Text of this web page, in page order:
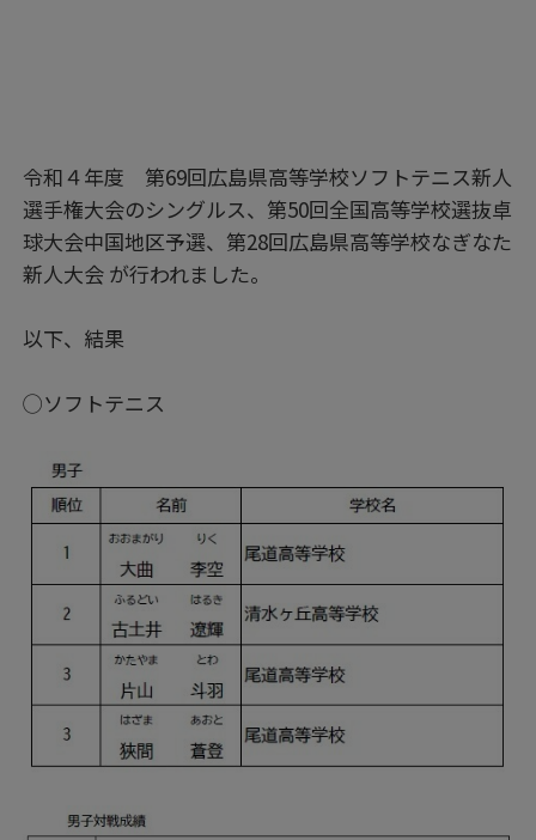
令和４年度 第69回広島県高等学校ソフトテニス新人
選手権大会のシングルス、第50回全国高等学校選抜卓
球大会中国地区予選、第28回広島県高等学校なぎなた
新人大会 が行われました。
以下、結果
◯ソフトテニス